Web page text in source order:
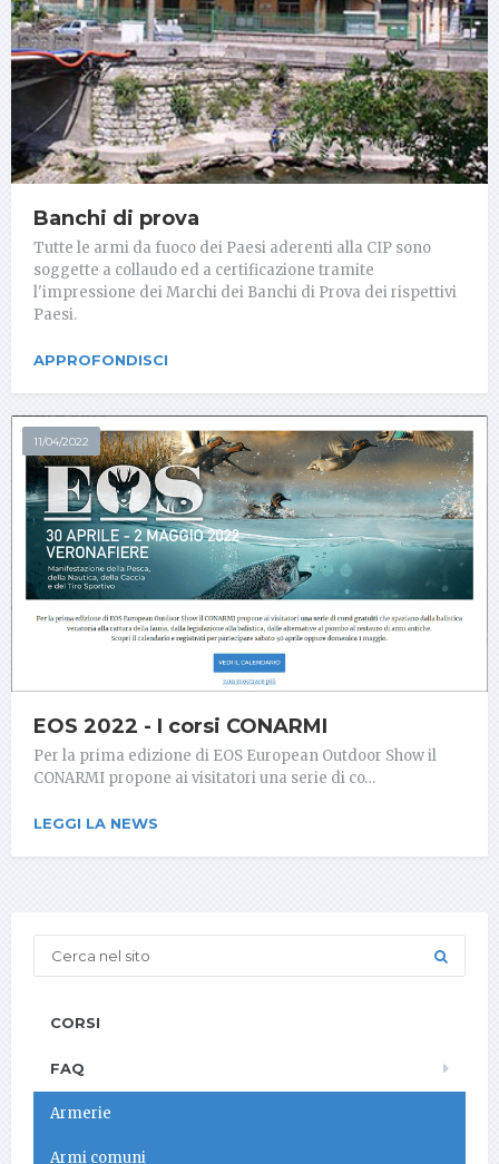
Banchi di prova
Tutte le armi da fuoco dei Paesi aderenti alla CIP sono
soggette a collaudo ed a certificazione tramite
l'impressione dei Marchi dei Banchi di Prova dei rispettivi
Paesi.
APPROFONDISCI
11/04/2022
EOS 2022 - I corsi CONARMI
Per la prima edizione di EOS European Outdoor Show il
CONARMI propone ai visitatori una serie di co…
LEGGI LA NEWS
CORSI
FAQ
Armerie
Armi comuni